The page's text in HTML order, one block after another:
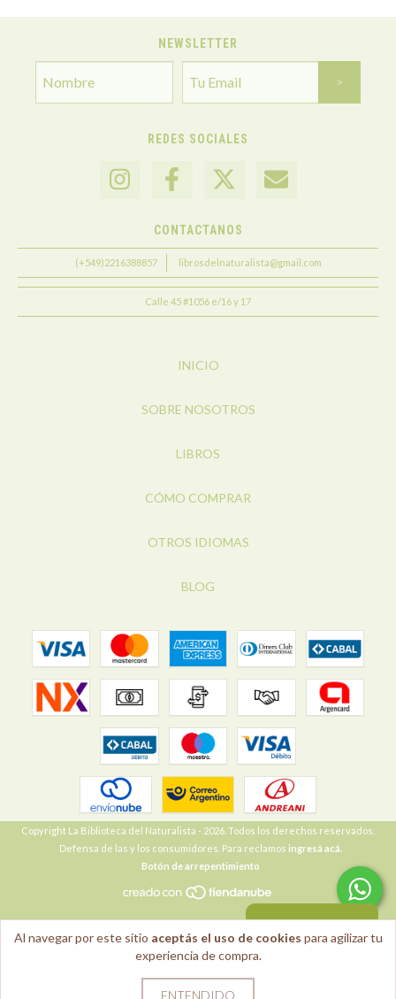
Al navegar por este sitio aceptás el uso de cookies para agilizar tu
experiencia de compra.
ENTENDIDO
NEWSLETTER
REDES SOCIALES
CONTACTANOS
(+549)2216388857 librosdelnaturalista@gmail.com
Calle 45 #1056 e/16 y 17
INICIO
SOBRE NOSOTROS
LIBROS
CÓMO COMPRAR
OTROS IDIOMAS
BLOG
Copyright La Biblioteca del Naturalista - 2026. Todos los derechos reservados.
Defensa de las y los consumidores. Para reclamos ingresá acá.
Botón de arrepentimiento